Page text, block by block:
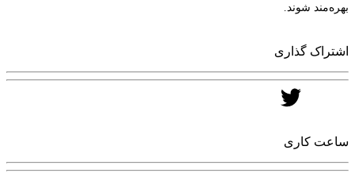
بهره‌مند شوند.
اشتراک گذاری
ساعت کاری